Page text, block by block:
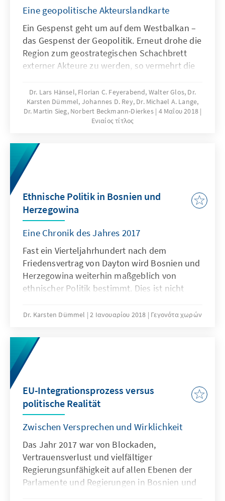
Eine geopolitische Akteurslandkarte
Ein Gespenst geht um auf dem Westbalkan –
das Gespenst der Geopolitik. Erneut drohe die
Region zum geostrategischen Schachbrett
externer Akteure zu werden, so vermehrt die
westlichen Hauptstädten, als auch aus der
Region selbst. Russland, China, die Türkei und
die Golfstaaten gewinnen mit
unterschiedlichen Ressourcenausstattungen,
Intentionen und Interessen an Einfluss in
dieser Enklave innerhalb der Europäischen
Union – politisch, wirtschaftlich und kulturell.
Dr. Lars Hänsel, Florian C. Feyerabend, Walter Glos, Dr.
Karsten Dümmel, Johannes D. Rey, Dr. Michael A. Lange,
Dr. Martin Sieg, Norbert Beckmann-Dierkes 4 Μαΐου 2018
Ενιαίος τίτλος
Ethnische Politik in Bosnien und
Herzegowina
Eine Chronik des Jahres 2017
Fast ein Vierteljahrhundert nach dem
Friedensvertrag von Dayton wird Bosnien und
Herzegowina weiterhin maßgeblich von
ethnischer Politik bestimmt. Dies ist nicht
politischer Akteure auch auf die durch Dayton
und komplexe Verfassung zurückzuführen,
die ethnische Prinzipien zementierte und die
Resultate des Bürgerkriegs bestätigte. Das
Blockaden, Provokationen, Vertrauensverlust
und zeitweiligem Kommunikationsabbruch
zwischen den bestimmenden ethnischen
Parteien in BuH geprägt.
Dr. Karsten Dümmel 2 Ιανουαρίου 2018 Γεγονότα χωρών
EU-Integrationsprozess versus
politische Realität
Zwischen Versprechen und Wirklichkeit
Das Jahr 2017 war von Blockaden,
Vertrauensverlust und vielfältiger
Regierungsunfähigkeit auf allen Ebenen der
Parlamente und Regierungen in Bosnien und